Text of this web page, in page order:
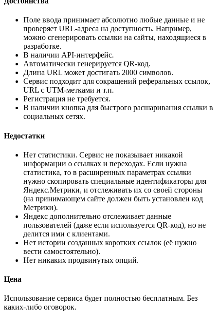
Поле ввода принимает абсолютно любые данные и не
проверяет URL-адреса на доступность. Например,
можно сгенерировать ссылки на сайты, находящиеся в
разработке.
В наличии API-интерфейс.
Автоматически генерируется QR-код.
Длина URL может достигать 2000 символов.
Сервис подходит для сокращений реферальных ссылок,
URL с UTM-метками и т.п.
Регистрация не требуется.
В наличии кнопка для быстрого расшаривания ссылки в
социальных сетях.
Недостатки
Нет статистики. Сервис не показывает никакой
информации о ссылках и переходах. Если нужна
статистика, то в расширенных параметрах ссылки
нужно скопировать специальные идентификаторы для
Яндекс.Метрики, и отслеживать их со своей стороны
(на принимающем сайте должен быть установлен код
Метрики).
Яндекс дополнительно отслеживает данные
пользователей (даже если используется QR-код), но не
делится ими с клиентами.
Нет истории созданных коротких ссылок (её нужно
вести самостоятельно).
Нет никаких продвинутых опций.
Цена
Использование сервиса будет полностью бесплатным. Без
каких-либо оговорок.